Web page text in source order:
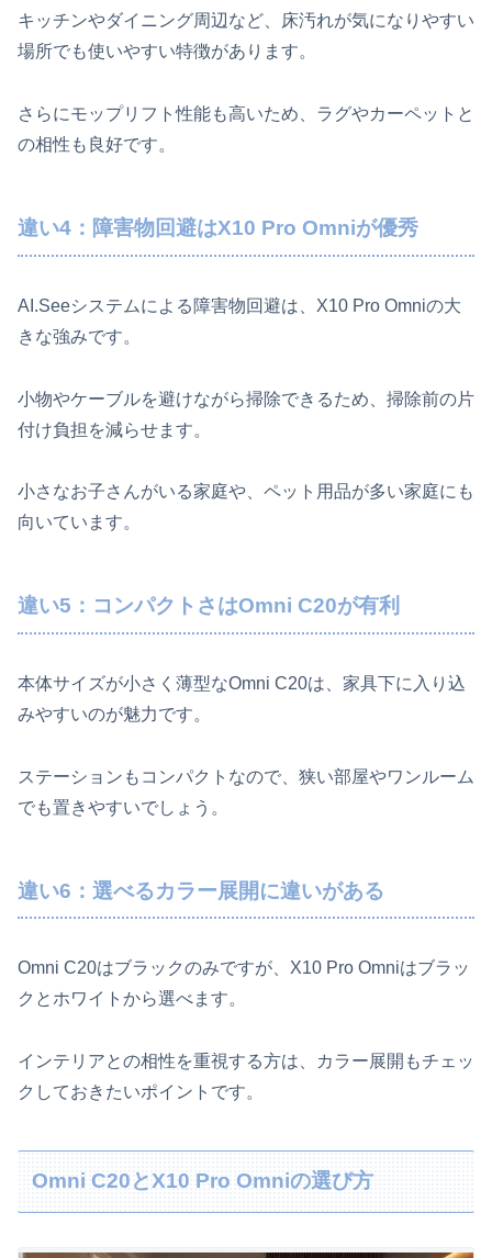
キッチンやダイニング周辺など、床汚れが気になりやすい
場所でも使いやすい特徴があります。
さらにモップリフト性能も高いため、ラグやカーペットと
の相性も良好です。
違い4：障害物回避はX10 Pro Omniが優秀
AI.Seeシステムによる障害物回避は、X10 Pro Omniの大
きな強みです。
小物やケーブルを避けながら掃除できるため、掃除前の片
付け負担を減らせます。
小さなお子さんがいる家庭や、ペット用品が多い家庭にも
向いています。
違い5：コンパクトさはOmni C20が有利
本体サイズが小さく薄型なOmni C20は、家具下に入り込
みやすいのが魅力です。
ステーションもコンパクトなので、狭い部屋やワンルーム
でも置きやすいでしょう。
違い6：選べるカラー展開に違いがある
Omni C20はブラックのみですが、X10 Pro Omniはブラッ
クとホワイトから選べます。
インテリアとの相性を重視する方は、カラー展開もチェッ
クしておきたいポイントです。
Omni C20とX10 Pro Omniの選び方